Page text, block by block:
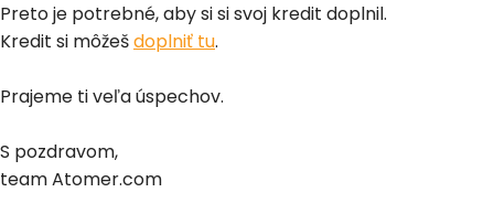
Preto je potrebné, aby si si svoj kredit doplnil.
Kredit si môžešdoplniť tu.
Prajeme ti veľa úspechov.
S pozdravom,
team Atomer.com